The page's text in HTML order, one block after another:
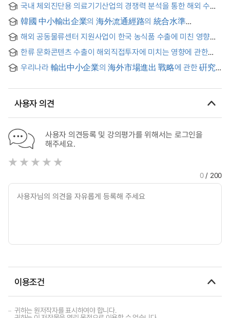
국내 체외진단용 의료기기산업의 경쟁력 분석을 통한 해외 수출
증진을 위한 연구 방안
韓國 中小輸出企業의 海外流通經路의 統合水準
決定要因과 成果에 대한 實證 硏究 : 去來費用理論,
企業特有要素, 企業의 戰略的 動機要素를 中心으로
해외 공동물류센터 지원사업이 한국 농식품 수출에 미친 영향
분석 = Analysis of the Impact of the Overseas Logistics
and Warehouse Support Program on Korean Agricultural
and Food Exports
한류 문화콘텐츠 수출이 해외직접투자에 미치는 영향에 관한
연구 = A study on the impact of Korean wave culutral
content exports on foreign direct investment
우리나라 輸出中小企業의 海外市場進出 戰略에 관한 硏究
of Korean Medium and Small Exporting Industries
사용자 의견
사용자 의견등록 및 강의평가를 위해서는 로그인을
해주세요.
0/ 200
이용조건
귀하는 원저작자를 표시하여야 합니다.